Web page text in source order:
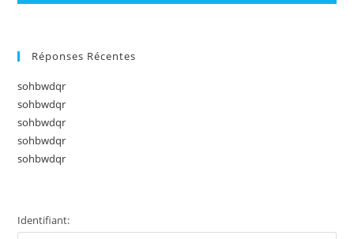
Réponses Récentes
sohbwdqr
sohbwdqr
sohbwdqr
sohbwdqr
sohbwdqr
Identifiant: